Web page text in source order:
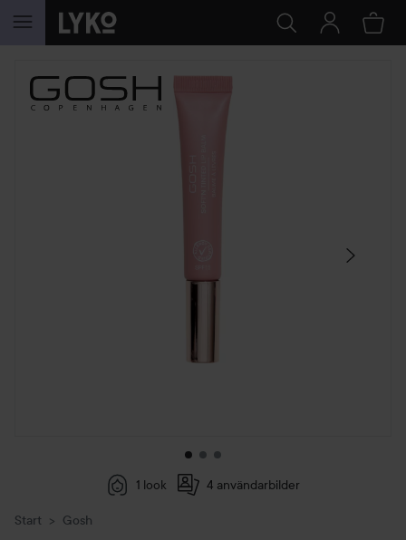
HOPPA TILL INNEHÅLLET
HOPPA ÖVER SEKTIONEN
1 look 4 användarbilder
Start Gosh